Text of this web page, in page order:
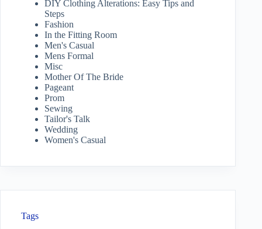
DIY Clothing Alterations: Easy Tips and
Steps
Fashion
In the Fitting Room
Men's Casual
Mens Formal
Misc
Mother Of The Bride
Pageant
Prom
Sewing
Tailor's Talk
Wedding
Women's Casual
Tags